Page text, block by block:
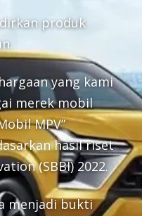
produk
yang kami
merek mobil
MPV”
hasil riset
(SBBI) 2022.
menjadi bukti